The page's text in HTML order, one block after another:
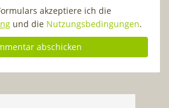
akzeptiere ich die
und die Nutzungsbedingungen.